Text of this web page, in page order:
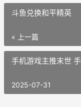
斗鱼兑换和平精英
« 上一篇
手机游戏主推末世
2025-07-31